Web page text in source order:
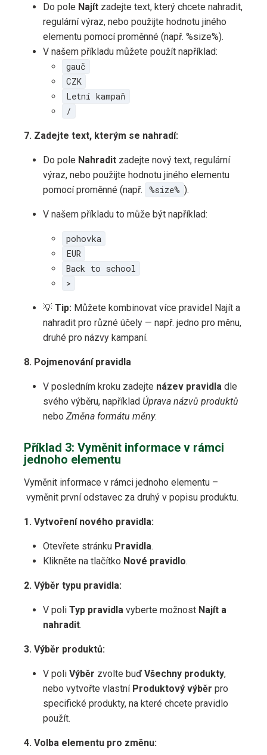
Do pole Najít zadejte text, který chcete nahradit,
regulární výraz, nebo použijte hodnotu jiného
elementu pomocí proměnné (např. %size%).
V našem příkladu můžete použít například:
gauč
CZK
Letní kampaň
/
7. Zadejte text, kterým se nahradí:
Do pole Nahradit zadejte nový text, regulární
výraz, nebo použijte hodnotu jiného elementu
pomocí proměnné (např.
%size% ).
V našem příkladu to může být například:
pohovka
EUR
Back to school
>
💡 Tip: Můžete kombinovat více pravidel Najít a
nahradit pro různé účely — např. jedno pro měnu,
druhé pro názvy kampaní.
8. Pojmenování pravidla
V posledním kroku zadejte název pravidla dle
svého výběru, například Úprava názvů produktů
nebo Změna formátu měny.
Příklad 3: Vyměnit informace v rámci
jednoho elementu
Vyměnit informace v rámci jednoho elementu –
vyměnit první odstavec za druhý v popisu produktu.
1. Vytvoření nového pravidla:
Otevřete stránku Pravidla.
Klikněte na tlačítko Nové pravidlo.
2. Výběr typu pravidla:
V poli Typ pravidla vyberte možnost Najít a
nahradit.
3. Výběr produktů:
V poli Výběr zvolte buďVšechny produkty,
nebo vytvořte vlastní Produktový výběr pro
specifické produkty, na které chcete pravidlo
použít.
4. Volba elementu pro změnu: